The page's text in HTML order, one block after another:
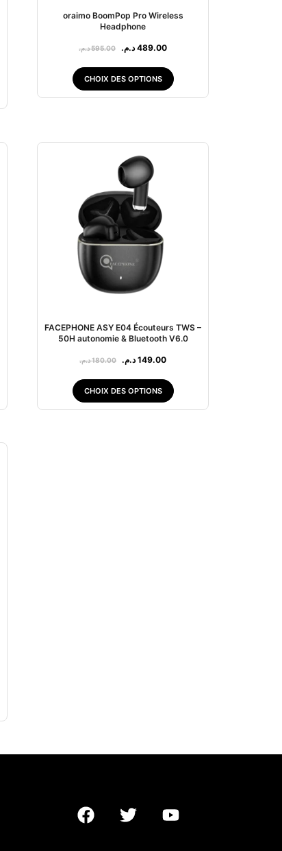
oraimo BoomPop Pro Wireless
Headphone
595.00د.م. 489.00 د.م.
CHOIX DES OPTIONS
FACEPHONE ASY E04 Écouteurs TWS –
50H autonomie & Bluetooth V6.0
180.00د.م. 149.00 د.م.
CHOIX DES OPTIONS